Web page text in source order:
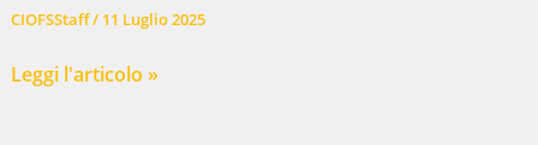
di
del
CIOFSStaff/ 11 Luglio 2025
III
Leggi l'articolo »